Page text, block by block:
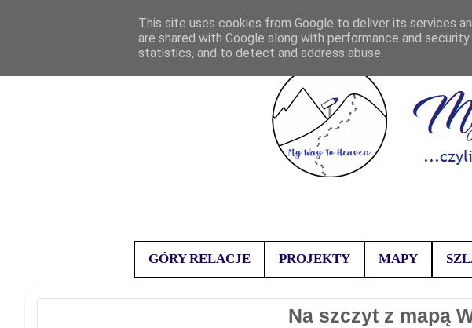
GÓRY RELACJE PROJEKTY MAPY
Na szczyt z mapą
This site uses cookies from Google to deliver its services
are shared with Google along with performance and
statistics, and to detect and address abuse.